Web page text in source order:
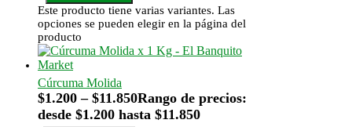
Este producto tiene varias variantes. Las
opciones se pueden elegir en la página del
producto
Cúrcuma Molida
$1.200 – $11.850Rango de precios:
desde $1.200 hasta $11.850